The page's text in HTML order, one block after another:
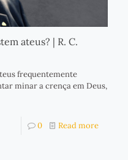
ateus? | R. C.
frequentemente
minar a crença em Deus,
0 Read more